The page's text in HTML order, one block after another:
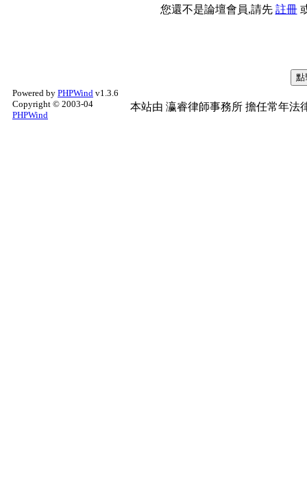
您還不是論壇會員,請先 註冊
Powered by PHPWind v1.3.6
Copyright © 2003-04
PHPWind
本站由 瀛睿律師事務所 擔任常年法